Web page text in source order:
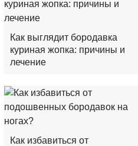
Как выглядит бородавка
куриная жопка: причины и
лечение
Как избавиться от